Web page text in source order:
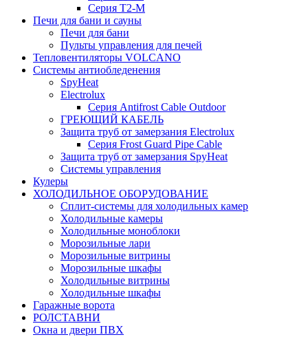
Серия T2-M
Печи для бани и сауны
Печи для бани
Пульты управления для печей
Тепловентиляторы VOLCANO
Системы антиобледенения
SpyHeat
Electrolux
Серия Antifrost Cable Outdoor
ГРЕЮЩИЙ КАБЕЛЬ
Защита труб от замерзания Electrolux
Серия Frost Guard Pipe Cable
Защита труб от замерзания SpyHeat
Системы управления
Кулеры
ХОЛОДИЛЬНОЕ ОБОРУДОВАНИЕ
Сплит-системы для холодильных камер
Холодильные камеры
Холодильные моноблоки
Морозильные лари
Морозильные витрины
Морозильные шкафы
Холодильные витрины
Холодильные шкафы
Гаражные ворота
РОЛСТАВНИ
Окна и двери ПВХ